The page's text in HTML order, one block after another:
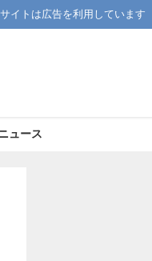
イトは広告を利用しています
ュース